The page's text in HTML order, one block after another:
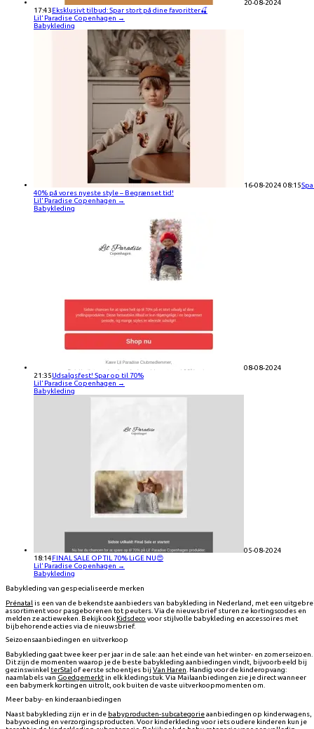
20-08-2024
17:43Eksklusivt tilbud: Spar stort på dine favoritter🍒
Lil’ Paradise Copenhagen →
Babykleding
16-08-2024 08:15
40% på vores nyeste style – Begrænset tid!
Lil’ Paradise Copenhagen →
Babykleding
08-08-2024
21:35Udsalgsfest! Spar op til 70%
Lil’ Paradise Copenhagen →
Babykleding
05-08-2024
18:14FINAL SALE OP TIL 70% LiGE NU😍
Lil’ Paradise Copenhagen →
Babykleding
Babykleding van gespecialiseerde merken
Prénatal is een van de bekendste aanbieders van babykleding in Nederland, met een
assortiment voor pasgeborenen tot peuters. Via de nieuwsbrief sturen ze kortingscodes en
melden ze actieweken. Bekijk ook Kidsdeco voor stijlvolle babykleding en accessoires met
bijbehorende acties via de nieuwsbrief.
Seizoensaanbiedingen en uitverkoop
Babykleding gaat twee keer per jaar in de sale: aan het einde van het winter- en zomerseizoen.
Dit zijn de momenten waarop je de beste babykleding aanbiedingen vindt, bijvoorbeeld bij
gezinswinkel terStalof eerste schoentjes bij Van Haren. Handig voor de kinderopvang:
naamlabels van Goedgemerktin elk kledingstuk. Via Mailaanbiedingen zie je direct wanneer
een babymerk kortingen uitrolt, ook buiten de vaste uitverkoopmomenten om.
Meer baby- en kinderaanbiedingen
Naast babykleding zijn er in de babyproducten-subcategorieaanbiedingen op kinderwagens,
babyvoeding en verzorgingsproducten. Voor kinderkleding voor iets oudere kinderen kun je